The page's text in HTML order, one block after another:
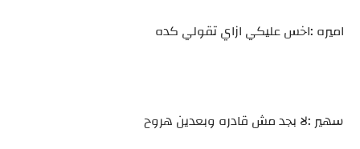
اميره :اخس عليكي ازاي تقولي كده
سهير :لا بجد مش قادره وبعدين هروح